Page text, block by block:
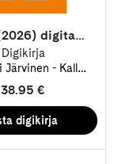
Paula Keltto
MAOL (2026) digitaulukot/digitabeller 48 kk/mån ONL
Digikirja
Järvinen Kalle Vähä-Heikkilä
38.95 €